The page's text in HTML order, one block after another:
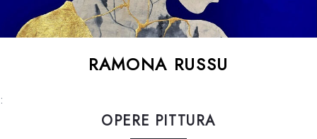
RAMONA RUSSU
:
OPERE PITTURA